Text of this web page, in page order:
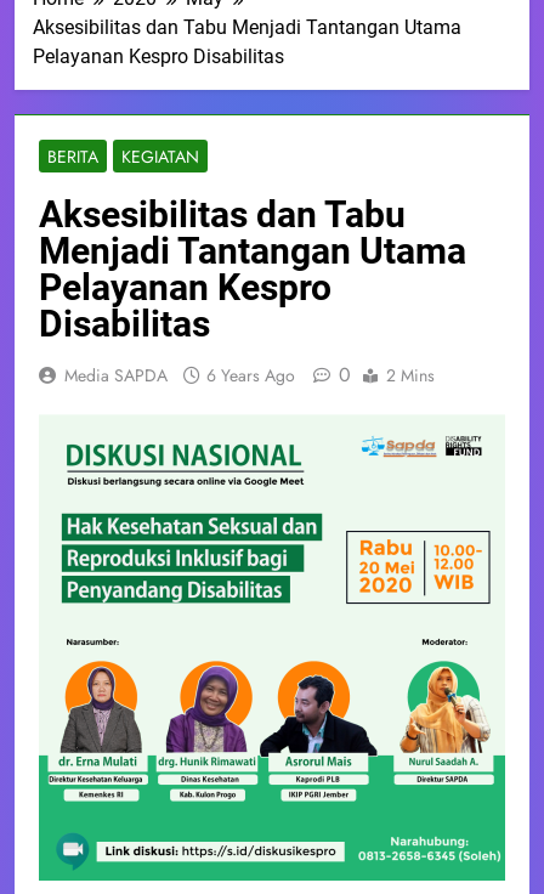
Aksesibilitas dan Tabu Menjadi Tantangan Utama
Pelayanan Kespro Disabilitas
BERITA KEGIATAN
Aksesibilitas dan Tabu
Menjadi Tantangan Utama
Pelayanan Kespro
Disabilitas
Media SAPDA 6 Years Ago 0 2 Mins